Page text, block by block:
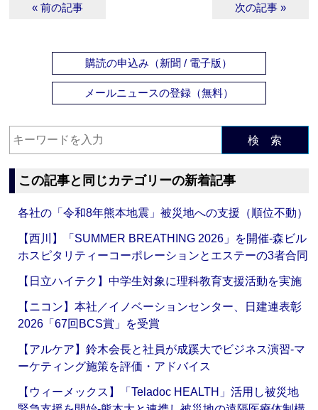
« 前の記事 次の記事 »
購読の申込み（新聞 / 電子版）
メールニュースの登録（無料）
検 索
この記事と同じカテゴリーの新着記事
各社の「令和8年熊本地震」被災地への支援（順位不動）
【西川】「SUMMER BREATHING 2026」を開催‐森ビル
ホスピタリティーコーポレーションとエステーの3者合同
【日立ハイテク】中学生対象に理科教育支援活動を実施
【ニコン】本社／イノベーションセンター、日建連表彰
2026「67回BCS賞」を受賞
【アルケア】鈴木会長と社員が成蹊大でビジネス演習‐マ
ーケティング施策を評価・アドバイス
【ウィーメックス】「Teladoc HEALTH」活用し被災地